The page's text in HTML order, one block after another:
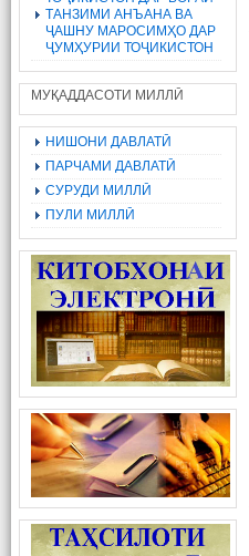
ТАНЗИМИ АНЪАНА ВА
ҶАШНУ МАРОСИМҲО ДАР
ҶУМҲУРИИ ТОҶИКИСТОН
МУҚАДДАСОТИ МИЛЛӢ
НИШОНИ ДАВЛАТӢ
ПАРЧАМИ ДАВЛАТӢ
СУРУДИ МИЛЛӢ
ПУЛИ МИЛЛӢ